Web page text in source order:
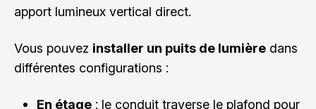
apport lumineux vertical direct.
Vous pouvez installer un puits de lumière dans
différentes configurations :
En étage : le conduit traverse le plafond pour